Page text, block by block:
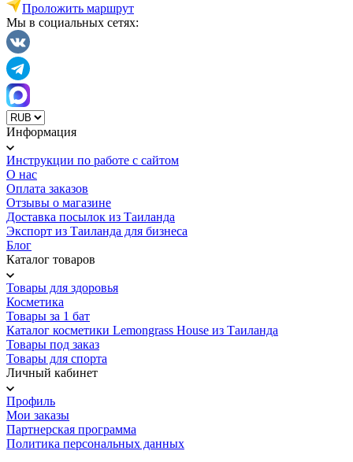
Проложить маршрут
Мы в социальных сетях:
Информация
Инструкции по работе с сайтом
О нас
Оплата заказов
Отзывы о магазине
Доставка посылок из Таиланда
Экспорт из Таиланда для бизнеса
Блог
Каталог товаров
Товары для здоровья
Косметика
Товары за 1 бат
Каталог косметики Lemongrass House из Таиланда
Товары под заказ
Товары для спорта
Личный кабинет
Профиль
Мои заказы
Партнерская программа
Политика персональных данных